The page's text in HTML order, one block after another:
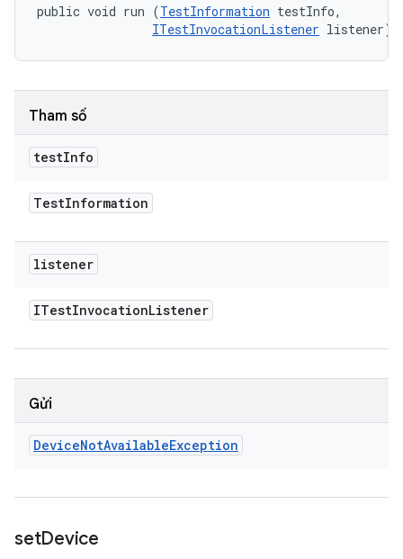
public void run (TestInformation testInfo,
ITestInvocationListener listener)
Tham số
testInfo
TestInformation
listener
ITestInvocationListener
Gửi
DeviceNotAvailableException
setDevice